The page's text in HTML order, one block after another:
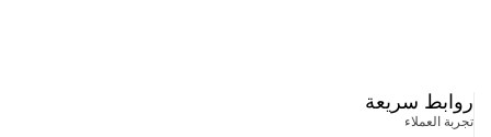
روابط سريعة
تجربة العملاء